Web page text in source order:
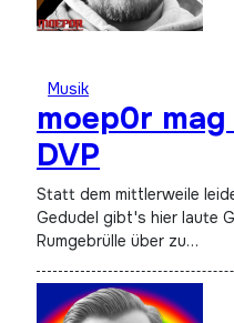
Musik
moep0r
DVP
Statt dem mittlerweile leider totgehörtem Chiptune-
Gedudel gibt's hier laute
Rumgebrülle über zu…